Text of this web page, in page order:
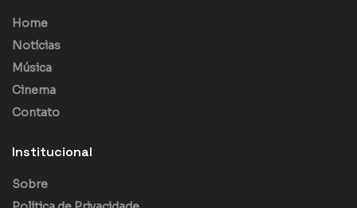
Home
Notícias
Música
Cinema
Contato
Institucional
Sobre